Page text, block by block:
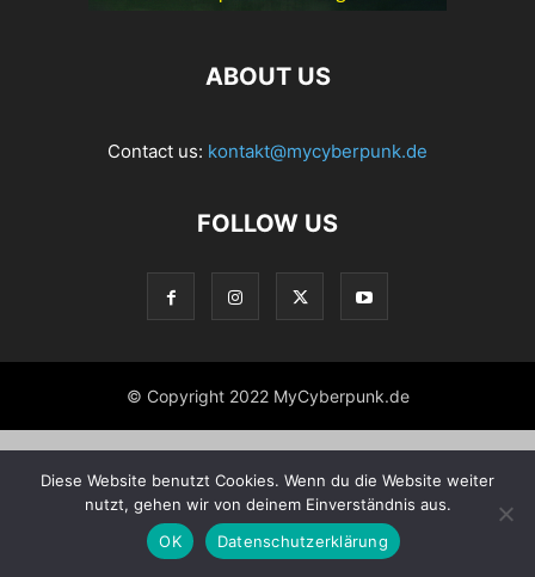
ABOUT US
Contact us: kontakt@mycyberpunk.de
FOLLOW US
© Copyright 2022 MyCyberpunk.de
Diese Website benutzt Cookies. Wenn du die Website weiter
nutzt, gehen wir von deinem Einverständnis aus.
OK
Datenschutzerklärung